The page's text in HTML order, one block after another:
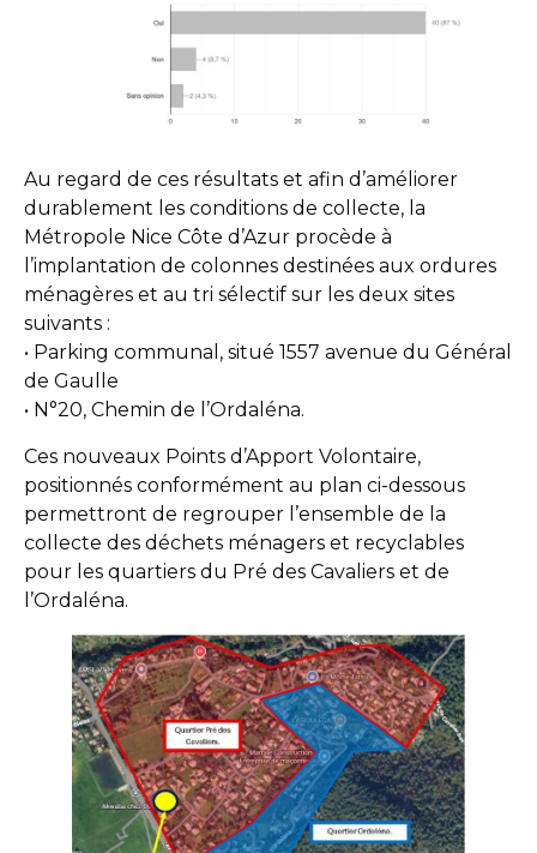
Au regard de ces résultats et afin d’améliorer
durablement les conditions de collecte, la
Métropole Nice Côte d’Azur procède à
l’implantation de colonnes destinées aux ordures
ménagères et au tri sélectif sur les deux sites
suivants :
• Parking communal, situé 1557 avenue du Général
de Gaulle
• N°20, Chemin de l’Ordaléna.
Ces nouveaux Points d’Apport Volontaire,
positionnés conformément au plan ci-dessous
permettront de regrouper l’ensemble de la
collecte des déchets ménagers et recyclables
pour les quartiers du Pré des Cavaliers et de
l’Ordaléna.